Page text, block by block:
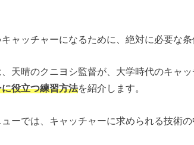
ャッチャーになるために、絶対に必要な
天晴のクニヨシ監督が、大学時代のキャ
役立つ練習方法を紹介します。
ーでは、キャッチャーに求められる技術の